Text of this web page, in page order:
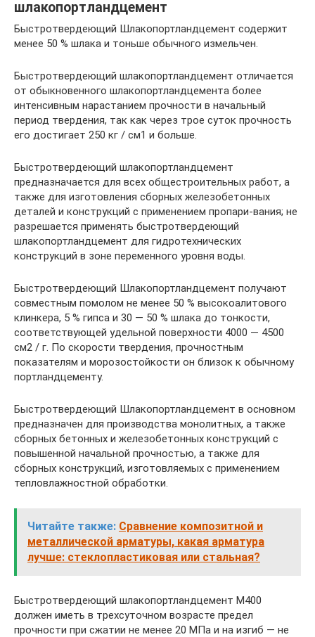
шлакопортландцемент
Быстротвердеющий Шлакопортландцемент содержит
менее 50 % шлака и тоньше обычного измельчен.
Быстротвердеющий шлакопортландцемент отличается
от обыкновенного шлакопортландцемента более
интенсивным нарастанием прочности в начальный
период твердения, так как через трое суток прочность
его достигает 250 кг / см1 и больше.
Быстротвердеющий шлакопортландцемент
предназначается для всех общестроительных работ, а
также для изготовления сборных железобетонных
деталей и конструкций с применением пропари-вания; не
разрешается применять быстротвердеющий
шлакопортландцемент для гидротехнических
конструкций в зоне переменного уровня воды.
Быстротвердеющий Шлакопортландцемент получают
совместным помолом не менее 50 % высокоалитового
клинкера, 5 % гипса и 30 — 50 % шлака до тонкости,
соответствующей удельной поверхности 4000 — 4500
см2 / г. По скорости твердения, прочностным
показателям и морозостойкости он близок к обычному
портландцементу.
Быстротвердеющий Шлакопортландцемент в основном
предназначен для производства монолитных, а также
сборных бетонных и железобетонных конструкций с
повышенной начальной прочностью, а также для
сборных конструкций, изготовляемых с применением
тепловлажностной обработки.
Читайте также: Сравнение композитной и
металлической арматуры, какая арматура
лучше: стеклопластиковая или стальная?
Быстротвердеющий шлакопортландцемент М400
должен иметь в трехсуточном возрасте предел
прочности при сжатии не менее 20 МПа и на изгиб — не